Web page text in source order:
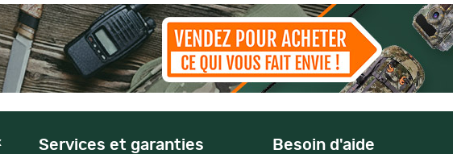
Services et garanties Besoin d'aide